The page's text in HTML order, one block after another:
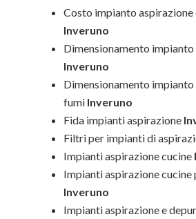
Costo impianto
Inveruno
Dimensionamento
Inveruno
Dimensionamento
fumi Inveruno
Fida impianti aspirazione
Filtri per impianti di
Impianti aspirazione cucine
Impianti aspirazione
Inveruno
Impianti aspirazione e